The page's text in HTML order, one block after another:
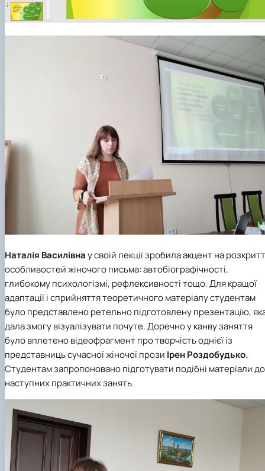
Наталія Василівнау своїй лекції зробила акцент на
особливостей жіночого письма: автобіографічності,
глибокому психологізмі, рефлексивності тощо. Для кращої
адаптації і сприйняття теоретичного матеріалу студентам
було представлено ретельно підготовлену презентацію,
дала змогу візуалізувати почуте. Доречно у канву заняття
було вплетено відеофрагмент про творчість однієї із
представниць сучасної жіночої прози Ірен Роздобудько.
Студентам запропоновано підготувати подібні матеріали до
наступних практичних занять.